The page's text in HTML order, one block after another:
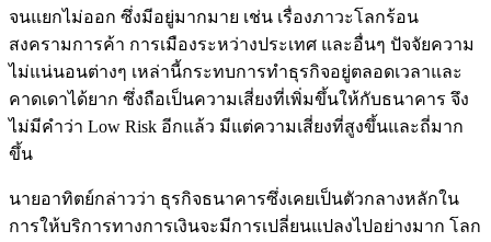
จนแยกไม่ออก ซึ่งมีอยู่มากมาย เช่น เรื่องภาวะโลกร้อน
สงครามการค้า การเมืองระหว่างประเทศ และอื่นๆ ปัจจัยความ
ไม่แน่นอนต่างๆ เหล่านี้กระทบการทำธุรกิจอยู่ตลอดเวลาและ
คาดเดาได้ยาก ซึ่งถือเป็นความเสี่ยงที่เพิ่มขึ้นให้กับธนาคาร จึง
ไม่มีคำว่า Low Risk อีกแล้ว มีแต่ความเสี่ยงที่สูงขึ้นและถี่มาก
ขึ้น
นายอาทิตย์กล่าวว่า ธุรกิจธนาคารซึ่งเคยเป็นตัวกลางหลักใน
การให้บริการทางการเงินจะมีการเปลี่ยนแปลงไปอย่างมาก โลก